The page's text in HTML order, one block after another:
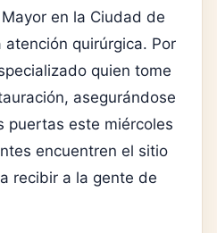
en la Ciudad de
atención quirúrgica. Por
quien tome
asegurándose
puertas este miércoles
encuentren el sitio
recibir a la gente de